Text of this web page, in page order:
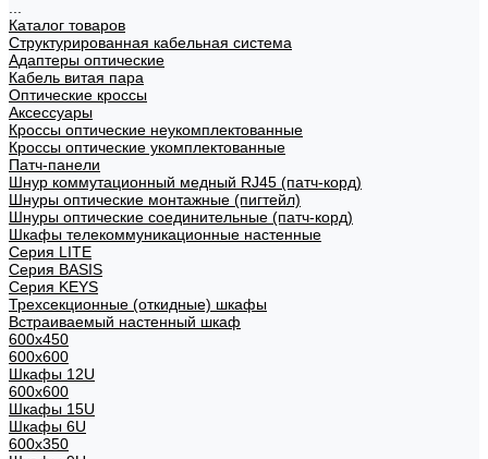
Каталог товаров
Структурированная кабельная система
Адаптеры оптические
Кабель витая пара
Оптические кроссы
Аксессуары
Кроссы оптические неукомплектованные
Кроссы оптические укомплектованные
Патч-панели
Шнур коммутационный медный RJ45 (патч-корд)
Шнуры оптические монтажные (пигтейл)
Шнуры оптические соединительные (патч-корд)
Шкафы телекоммуникационные настенные
Cерия LITE
Cерия BASIS
Cерия KEYS
Трехсекционные (откидные) шкафы
Встраиваемый настенный шкаф
600x450
600x600
Шкафы 12U
600x600
Шкафы 15U
Шкафы 6U
600x350